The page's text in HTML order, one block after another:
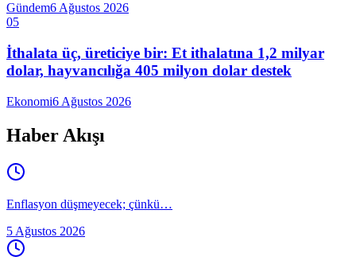
Gündem6 Ağustos 2026
05
İthalata üç, üreticiye bir: Et ithalatına 1,2 milyar
dolar, hayvancılığa 405 milyon dolar destek
Ekonomi6 Ağustos 2026
Haber Akışı
Enflasyon düşmeyecek; çünkü…
5 Ağustos 2026